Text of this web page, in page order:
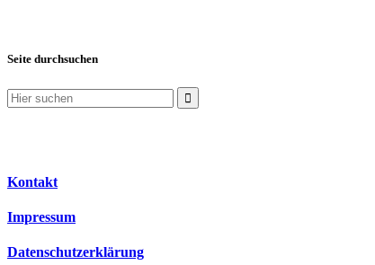
Seite durchsuchen
Suchen
nach:
Kontakt
Impressum
Datenschutzerklärung